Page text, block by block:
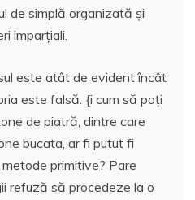
de simplă organizată şi
imparţiali.
este atât de evident încât
este falsă. {i cum să poţi
de piatră, dintre care
bucata, ar fi putut fi
primitive? Pare
refuză să procedeze la o